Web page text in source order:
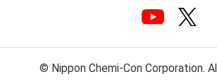
© Nippon Chemi-Con Corporation.